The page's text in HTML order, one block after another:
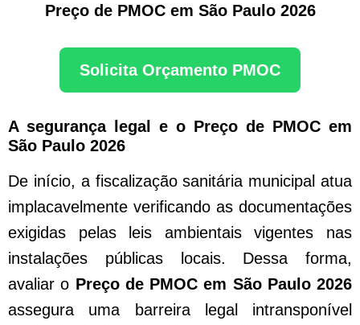
Preço de PMOC em São Paulo 2026
Solicita Orçamento PMOC
A segurança legal e o Preço de PMOC em
São Paulo 2026
De início, a fiscalização sanitária municipal atua
implacavelmente verificando as documentações
exigidas pelas leis ambientais vigentes nas
instalações públicas locais. Dessa forma,
avaliar o Preço de PMOC em São Paulo 2026
assegura uma barreira legal intransponível